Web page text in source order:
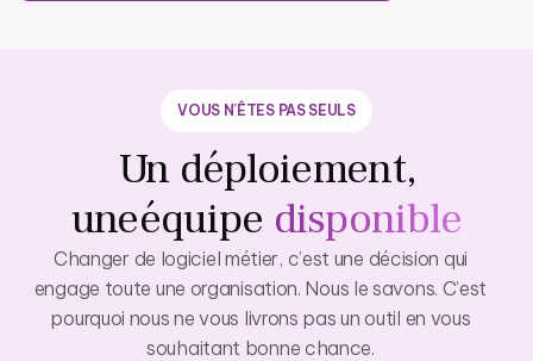
VOUS N’ÊTES PAS SEULS
Un déploiement,
uneéquipe disponible
Changer de logiciel métier, c’est une décision qui
engage toute une organisation. Nous le savons. C’est
pourquoi nous ne vous livrons pas un outil en vous
souhaitant bonne chance.